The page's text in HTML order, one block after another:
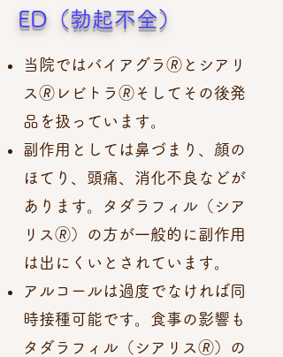
ED（勃起不全）
当院ではバイアグラ🄬とシアリ
ス🄬レビトラ🄬そしてその後発
品を扱っています。
副作用としては鼻づまり、顔の
ほてり、頭痛、消化不良などが
あります。タダラフィル（シア
リス🄬）の方が一般的に副作用
は出にくいとされています。
アルコールは過度でなければ同
時接種可能です。食事の影響も
タダラフィル（シアリス🄬）の